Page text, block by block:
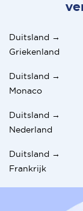
Duitsland →
Griekenland
Duitsland →
Monaco
Duitsland →
Nederland
Duitsland →
Frankrijk